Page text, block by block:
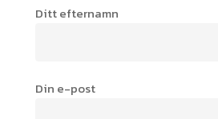
Ditt efternamn
Din e-post